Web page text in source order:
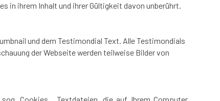
in ihrem Inhalt und ihrer Gültigkeit davon unberührt.
und dem Testimondial Text. Alle Testimondials
der Webseite werden teilweise Bilder von